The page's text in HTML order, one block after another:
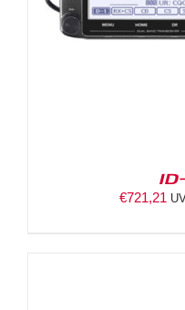
€721,21